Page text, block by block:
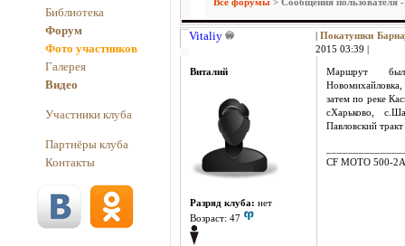
Библиотека
Форум
Фото участников
Галерея
Видео
Участники клуба
Партнёры клуба
Контакты
Vitaliy |Покатушки
2015 03:39 |
Виталий
Разряд клуба: нет
Возраст: 47
Маршрут
затем по реке
сХарьково,
Павловский
CF MOTO 500-2A